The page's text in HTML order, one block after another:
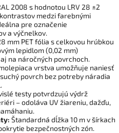
2008 s hodnotou LRV 28 ±2
medzi farebnými
pre označenie
a výčnelkov.
mm PET fólia s celkovou hrúbkou
lepidlom (0,02 mm)
na náročných povrchoch.
vrstva umožňuje naniesť
povrch bez potreby náradia
testy potvrdzujú výdrž
– odoláva UV žiareniu, dažďu,
Štandardná dĺžka 10 m v šírkach
bezpečnostných zón.